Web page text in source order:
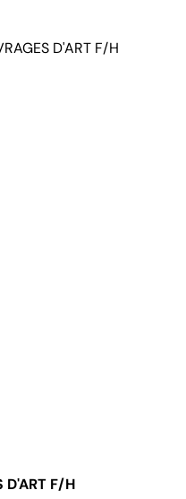
D'ART F/H
D'ART F/H